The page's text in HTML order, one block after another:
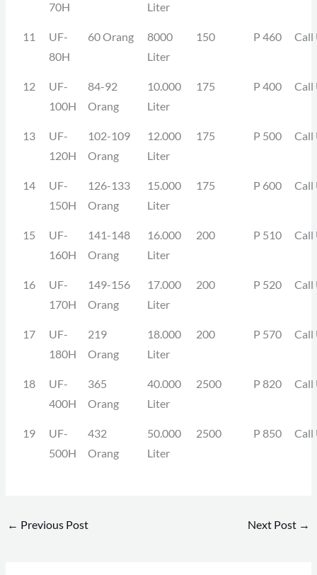
70H Liter
11
UF-
80H
60 Orang
8000
Liter
150 P 460 Call
12
UF-
100H
84-92
Orang
10.000
Liter
175 P 400 Call
13
UF-
120H
102-109
Orang
12.000
Liter
175 P 500 Call
14
UF-
150H
126-133
Orang
15.000
Liter
175 P 600 Call
15
UF-
160H
141-148
Orang
16.000
Liter
200 P 510 Call
16
UF-
170H
149-156
Orang
17.000
Liter
200 P 520 Call
17
UF-
180H
219
Orang
18.000
Liter
200 P 570 Call
18
UF-
400H
365
Orang
40.000
Liter
2500 P 820 Call
19
UF-
500H
432
Orang
50.000
Liter
2500 P 850 Call
← Previous Post Next Post →